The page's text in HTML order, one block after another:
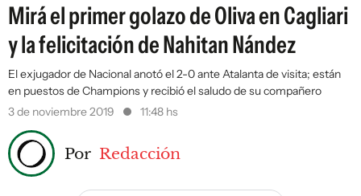
Mirá el primer golazo de Oliva en Cagliari
y la felicitación de Nahitan Nández
El exjugador de Nacional anotó el 2-0 ante Atalanta de visita; están
en puestos de Champions y recibió el saludo de su compañero
3 de noviembre 2019
11:48 hs
Por Redacción